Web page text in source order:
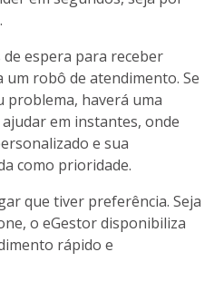
espera para receber
robô de atendimento. Se
problema, haverá uma
em instantes, onde
e sua
como prioridade.
que tiver preferência. Seja
o eGestor disponibiliza
rápido e